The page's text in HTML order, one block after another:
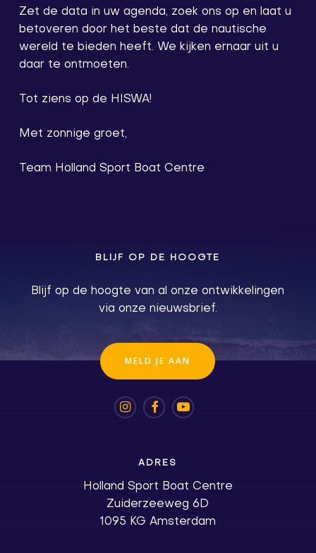
Zet de data in uw agenda, zoek ons op en laat u
betoveren door het beste dat de nautische
wereld te bieden heeft. We kijken ernaar uit u
daar te ontmoeten.
Tot ziens op de HISWA!
Met zonnige groet,
Team Holland Sport Boat Centre
BLIJF OP DE HOOGTE
Blijf op de hoogte van al onze ontwikkelingen
via onze nieuwsbrief.
MELD JE AAN
ADRES
Holland Sport Boat Centre
Zuiderzeeweg 6D
1095 KG Amsterdam